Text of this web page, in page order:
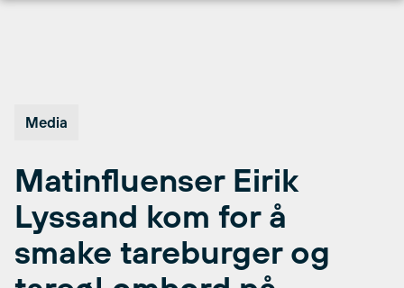
Media
Matinfluenser Eirik
Lyssand kom for å
smake tareburger og